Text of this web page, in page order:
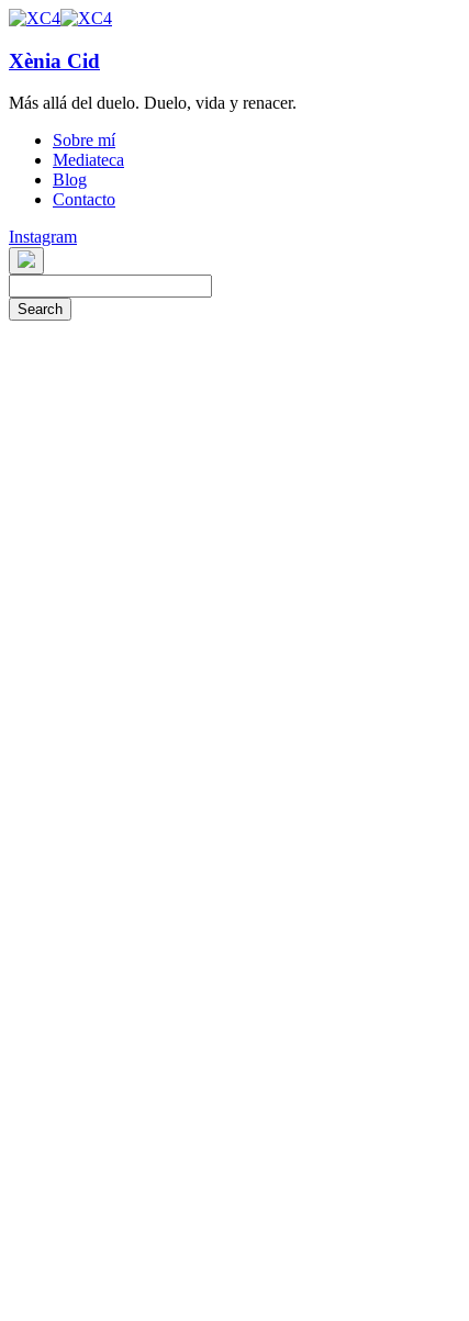
Xènia Cid
Más allá del duelo. Duelo, vida y renacer.
Sobre mí
Mediateca
Blog
Contacto
Instagram